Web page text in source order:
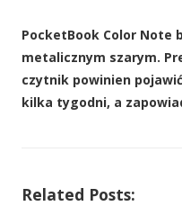
PocketBook Color Note
metalicznym szarym.
czytnik powinien
kilka tygodni, a
Related Posts: